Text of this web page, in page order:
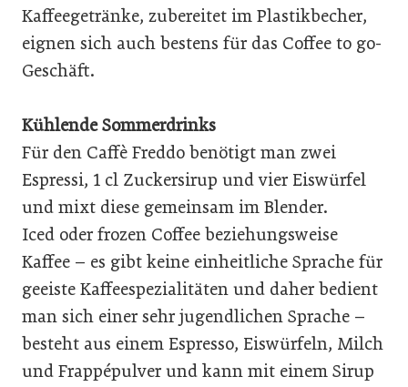
Kaffeegetränke, zubereitet im Plastikbecher,
eignen sich auch bestens für das Coffee to go-
Geschäft.
Kühlende Sommerdrinks
Für den Caffè Freddo benötigt man zwei
Espressi, 1 cl Zuckersirup und vier Eiswürfel
und mixt diese gemeinsam im Blender.
Iced oder frozen Coffee beziehungsweise
Kaffee – es gibt keine einheitliche Sprache für
geeiste Kaffeespezialitäten und daher bedient
man sich einer sehr jugendlichen Sprache –
besteht aus einem Espresso, Eiswürfeln, Milch
und Frappépulver und kann mit einem Sirup